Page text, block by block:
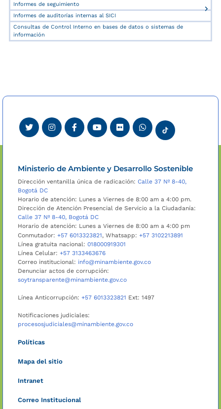
Informes de seguimiento
Informes de auditorías internas al SICI
Consultas de Control Interno en bases de datos o sistemas de
información
Ministerio de Ambiente y Desarrollo Sostenible
Dirección ventanilla única de radicación: Calle 37 Nº 8-40,
Bogotá DC
Horario de atención: Lunes a Viernes de 8:00 am a 4:00 pm.
Dirección de Atención Presencial de Servicio a la Ciudadanía:
Calle 37 Nº 8-40, Bogotá DC
Horario de atención: Lunes a Viernes de 8:00 am a 4:00 pm
Conmutador: +57 6013323821, Whatsapp: +57 3102213891
Línea gratuita nacional: 018000919301
Línea Celular: +57 3133463676
Correo institucional: info@minambiente.gov.co
Denunciar actos de corrupción:
soytransparente@minambiente.gov.co
Línea Anticorrupción: +57 6013323821 Ext: 1497
Notificaciones judiciales:
procesosjudiciales@minambiente.gov.co
Políticas
Mapa del sitio
Intranet
Correo Institucional